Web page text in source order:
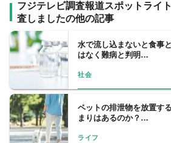
フジテレビ調査報道スポットライ
査しましたの他の記事
水で流し込まないと食事
はなく難病と判明…
社会
ペットの排泄物を放置す
まりはあるのか？…
ライフ